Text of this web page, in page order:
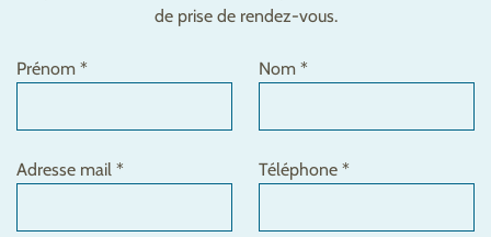
de prise de rendez-vous.
Prénom * Nom *
Adresse mail * Téléphone *